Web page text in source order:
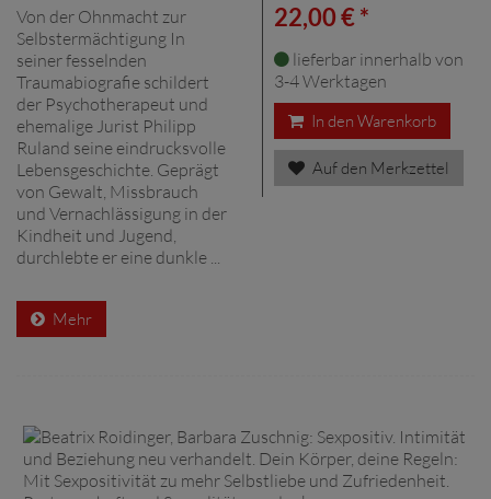
Von der Ohnmacht zur
Selbstermächtigung In
seiner fesselnden
Traumabiografie schildert
der Psychotherapeut und
ehemalige Jurist Philipp
Ruland seine eindrucksvolle
Lebensgeschichte. Geprägt
von Gewalt, Missbrauch
und Vernachlässigung in der
Kindheit und Jugend,
durchlebte er eine dunkle ...
Mehr
22,00 € *
lieferbar innerhalb von
3-4 Werktagen
In den Warenkorb
Auf den Merkzettel